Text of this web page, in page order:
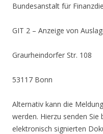
Bundesanstalt für
GIT 2 – Anzeige von
Graurheindorfer Str. 108
53117 Bonn
Alternativ kann die
werden. Hierzu senden
elektronisch signierten